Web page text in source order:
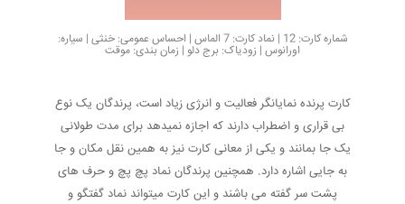
شماره کارت: 12 | نماد کارت: 7 الماس | احساس عمومی: خنثی | سیاره:
اورانوس | زودیاک: برج دلو | زمان بندی: موقت
کارت پرنده نمایانگر فعالیت و انرژی زیاد است، پرندگان یک نوع
بی قراری و اضطراب دارند که اجازه نمیدهد برای مدت طولانی
یک جا بمانند و یکی از معانی کارت نیز به همین نقل مکان و جا
به جایی اشاره دارد. همچنین پرندگان نماد پچ پچ و حرف های
پشت سر گفته می باشند و این کارت میتواند نماد گفتگو و